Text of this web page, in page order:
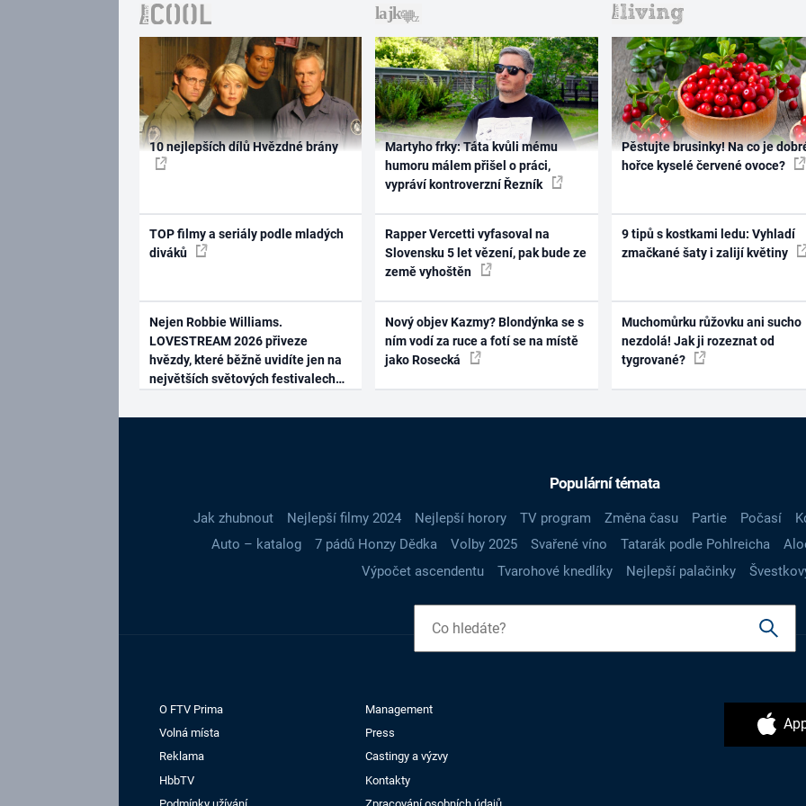
10 nejlepších dílů Hvězdné brány
TOP filmy a seriály podle mladých
diváků
Nejen Robbie Williams.
LOVESTREAM 2026 přiveze
hvězdy, které běžně uvidíte jen na
největších světových festivalech
Martyho frky: Táta kvůli mému
humoru málem přišel o práci,
vypráví kontroverzní Řezník
Rapper Vercetti vyfasoval na
Slovensku 5 let vězení, pak bude ze
země vyhoštěn
Nový objev Kazmy? Blondýnka se s
ním vodí za ruce a fotí se na místě
jako Rosecká
Pěstujte brusinky! Na co je
hořce kyselé červené ovoce?
9 tipů s kostkami ledu: Vyhladí
zmačkané šaty i zalijí květiny
Muchomůrku růžovku ani sucho
nezdolá! Jak ji rozeznat od
tygrované?
Populární témata
Jak zhubnout Nejlepší filmy 2024 Nejlepší horory TV program Změna času Partie Počasí
Auto – katalog
7 pádů Honzy Dědka Volby 2025 Svařené víno Tatarák podle Pohlreicha
Výpočet ascendentu
Tvarohové knedlíky Nejlepší palačinky
O FTV Prima
Management
Volná místa
Press
Reklama
Castingy a výzvy
HbbTV
Kontakty